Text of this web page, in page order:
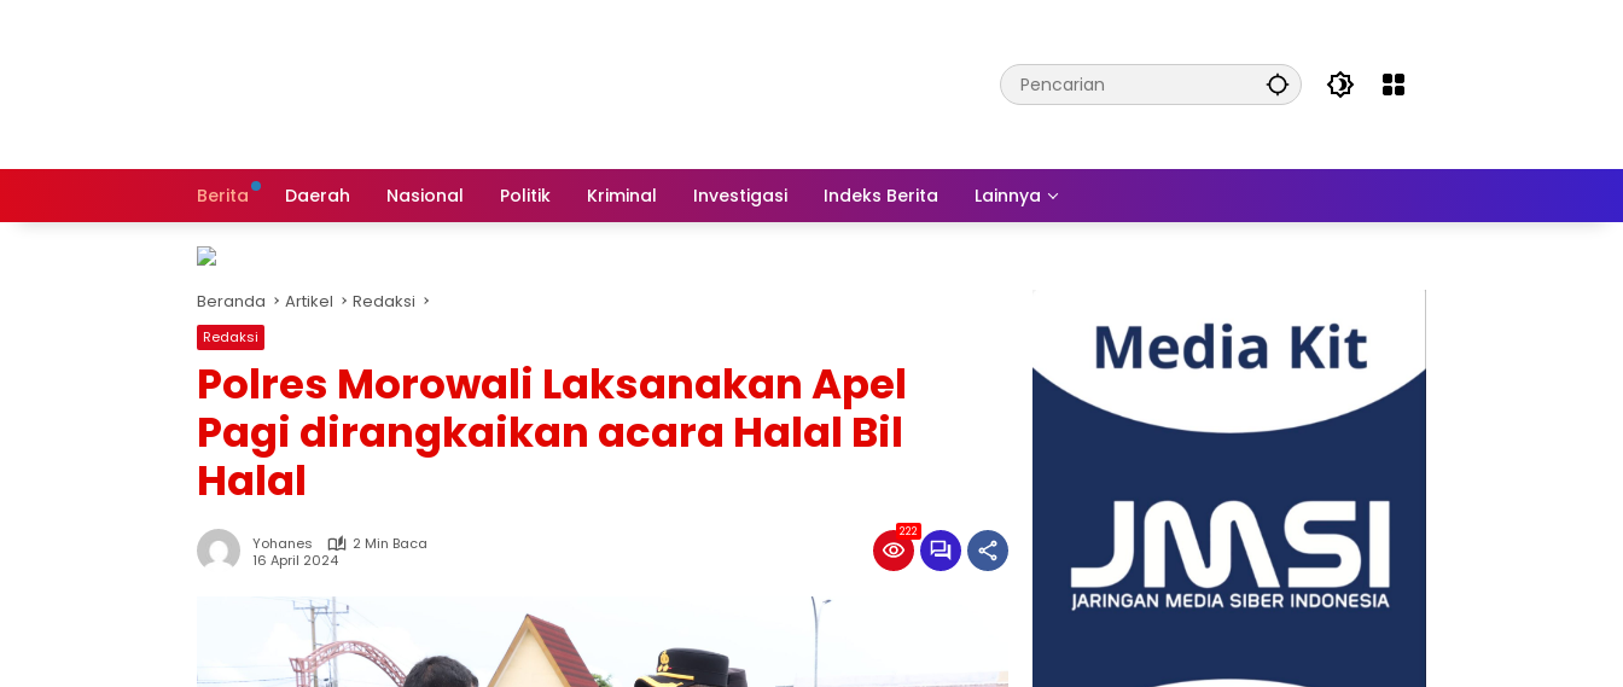
Berita Daerah Nasional Politik Kriminal Investigasi Indeks Berita Lainnya
Beranda Artikel Redaksi
Redaksi
Polres Morowali Laksanakan Apel
Pagi dirangkaikan acara Halal Bil
Halal
Yohanes
2 Min Baca
16 April 2024
222